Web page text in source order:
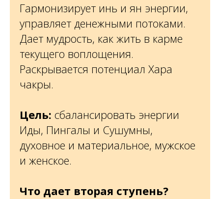
Гармонизирует инь и ян энергии,
управляет денежными потоками.
Дает мудрость, как жить в карме
текущего воплощения.
Раскрывается потенциал Хара
чакры.
Цель: сбалансировать энергии
Иды, Пингалы и Сушумны,
духовное и материальное, мужское
и женское.
Что дает вторая ступень?